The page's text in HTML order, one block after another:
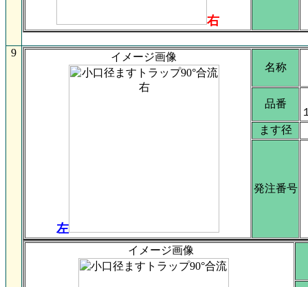
右
9 イメージ画像
左
名称
品番
ます径
発注番号
イメージ画像